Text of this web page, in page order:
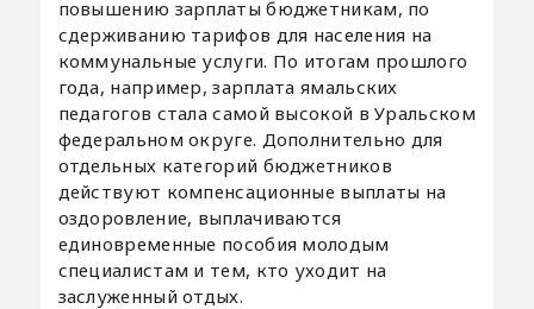
повышению зарплаты бюджетникам, по
сдерживанию тарифов для населения на
коммунальные услуги. По итогам прошлого
года, например, зарплата ямальских
педагогов стала самой высокой в Уральском
федеральном округе. Дополнительно для
отдельных категорий бюджетников
действуют компенсационные выплаты на
оздоровление, выплачиваются
единовременные пособия молодым
специалистам и тем, кто уходит на
заслуженный отдых.